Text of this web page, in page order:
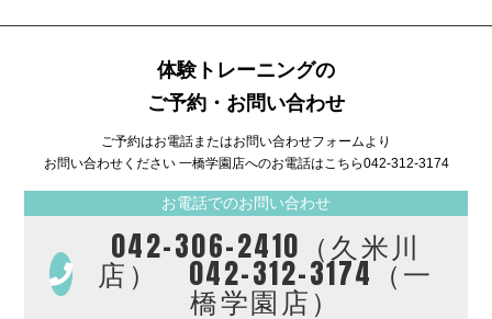
体験トレーニングの
ご予約・お問い合わせ
ご予約はお電話またはお問い合わせフォームより
お問い合わせください 一橋学園店へのお電話はこちら042-312-3174
お電話でのお問い合わせ
042-306-2410（久米川
店） 042-312-3174（一
橋学園店）